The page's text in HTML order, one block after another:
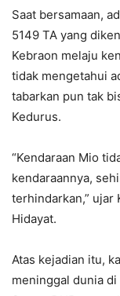
Saat bersamaan,
5149 TA yang
Kebraon melaju
tidak mengetahui
tabarkan pun tak
Kedurus.
“Kendaraan Mio
kendaraannya,
terhindarkan,” ujar
Hidayat.
Atas kejadian itu,
meninggal dunia